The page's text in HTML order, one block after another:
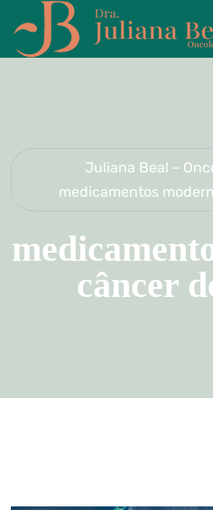
Juliana Beal -
medicamentos
câncer